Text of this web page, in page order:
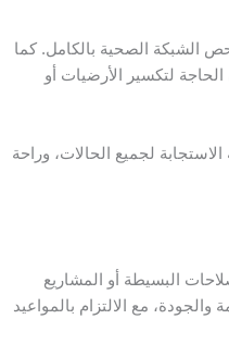
الشبكة الصحية بالكامل. كما
لتكسير الأرضيات أو
لجميع الحالات، وراحة
البسيطة أو المشاريع
مع الالتزام بالمواعيد